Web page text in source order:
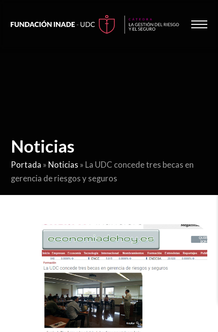
Noticias
Portada » Noticias » La UDC concede tres becas en
gerencia de riesgos y seguros